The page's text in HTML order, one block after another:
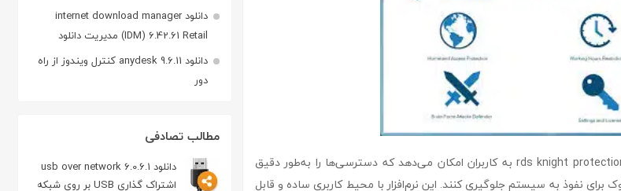
علاوه بر قابلیت‌های امنیتی قدرتمند، rds knight protection به کاربران امکان می‌دهد که دسترسی‌ها را به‌طور دقیق
نفوذ به سیستم جلوگیری کنند. این نرم‌افزار با محیط کاربری ساده و قابل
دانلود internet download manager
(IDM) 6.42.61 Retail مدیریت دانلود
دانلود anydesk 9.6.11 کنترل ویندوز از راه
دور
مطالب تصادفی
دانلود usb over network 6.0.6.1
اشتراک گذاری USB بر روی شبکه